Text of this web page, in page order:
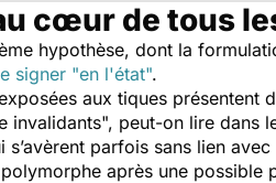
cœur de tous
hypothèse, dont la
signer "en l'état".
aux tiques présentent
invalidants", peut-on lire dans
parfois sans lien
après une possible